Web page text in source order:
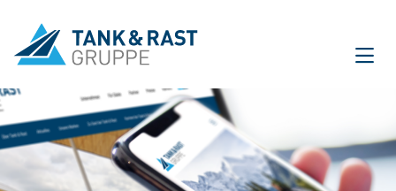
International
Unternehmen